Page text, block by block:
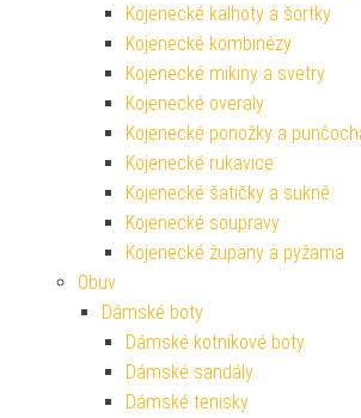
Kojenecké kalhoty a šortky
Kojenecké kombinézy
Kojenecké mikiny a svetry
Kojenecké overaly
Kojenecké ponožky a
Kojenecké rukavice
Kojenecké šatičky a sukně
Kojenecké soupravy
Kojenecké župany a pyžama
Obuv
Dámské boty
Dámské kotníkové boty
Dámské sandály
Dámské tenisky